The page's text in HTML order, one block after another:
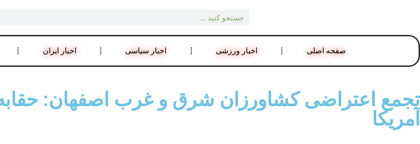
صفحه اصلی اخبار ورزشی اخبار سیاسی اخبار ایران
تجمع اعتراضی کشاورزان شرق و غرب اصفهان:
آمریکا